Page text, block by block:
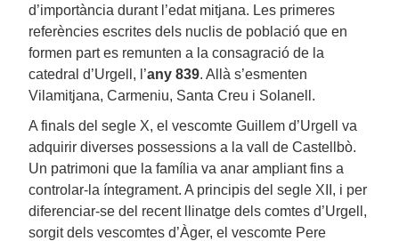
d’importància durant l’edat mitjana. Les primeres
referències escrites dels nuclis de població que en
formen part es remunten a la consagració de la
catedral d’Urgell, l’any 839. Allà s’esmenten
Vilamitjana, Carmeniu, Santa Creu i Solanell.
A finals del segle X, el vescomte Guillem d’Urgell va
adquirir diverses possessions a la vall de Castellbò.
Un patrimoni que la família va anar ampliant fins a
controlar-la íntegrament. A principis del segle XII, i per
diferenciar-se del recent llinatge dels comtes d’Urgell,
sorgit dels vescomtes d’Àger, el vescomte Pere